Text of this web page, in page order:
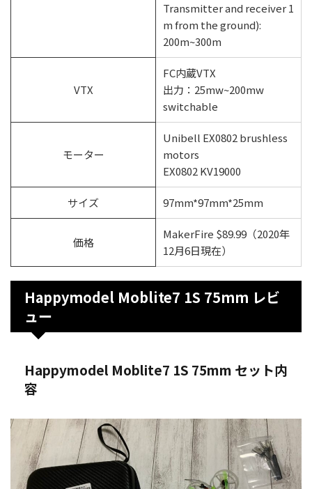
Transmitter and receiver 1
m from the ground):
200m~300m
VTX
FC内蔵VTX
出力：25mw~200mw
switchable
モーター
Unibell EX0802 brushless
motors
EX0802 KV19000
サイズ 97mm*97mm*25mm
価格
MakerFire $89.99（2020年
12月6日現在）
Happymodel Moblite7 1S 75mm レビ
ュー
Happymodel Moblite7 1S 75mm セット内
容